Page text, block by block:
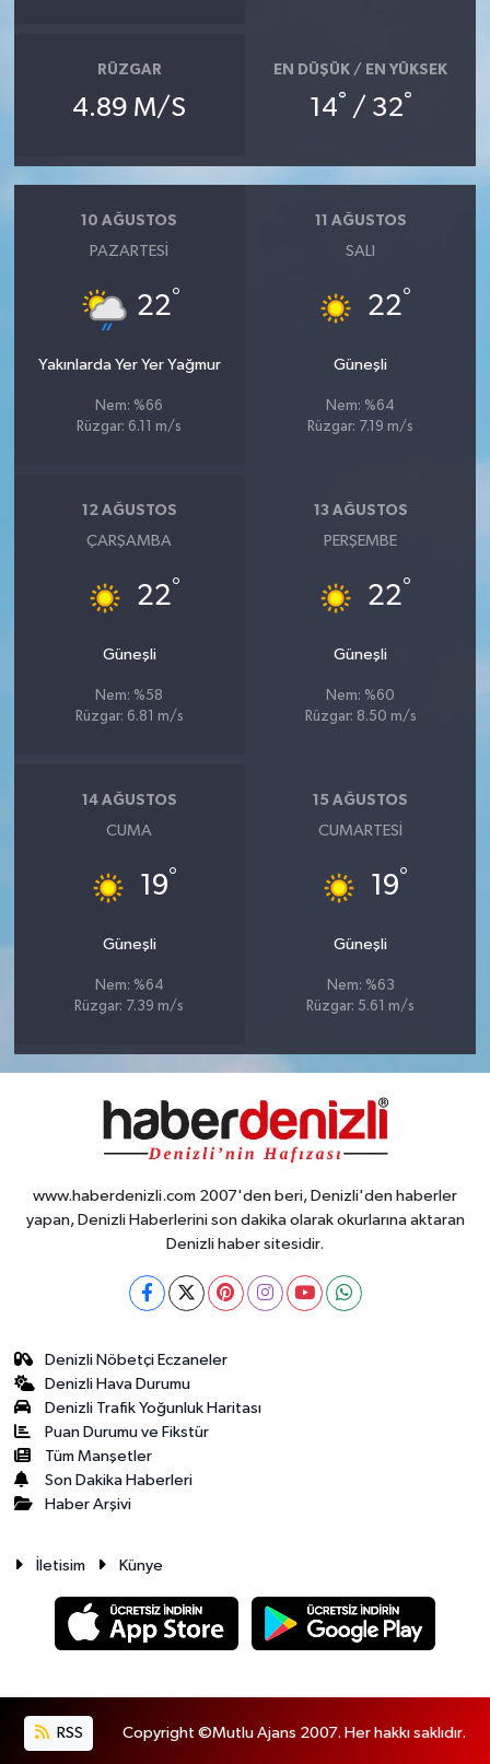
RÜZGAR
4.89 M/S
EN DÜŞÜK / EN YÜKSEK
14° / 32°
10 AĞUSTOS
PAZARTESI
22°
Yakınlarda Yer Yer Yağmur
Nem: %66
Rüzgar: 6.11 m/s
11 AĞUSTOS
SALI
22°
Güneşli
Nem: %64
Rüzgar: 7.19 m/s
12 AĞUSTOS
ÇARŞAMBA
22°
Güneşli
Nem: %58
Rüzgar: 6.81 m/s
13 AĞUSTOS
PERŞEMBE
22°
Güneşli
Nem: %60
Rüzgar: 8.50 m/s
14 AĞUSTOS
CUMA
19°
Güneşli
Nem: %64
Rüzgar: 7.39 m/s
15 AĞUSTOS
CUMARTESI
19°
Güneşli
Nem: %63
Rüzgar: 5.61 m/s
www.haberdenizli.com 2007'den beri, Denizli'den haberler
yapan, Denizli Haberlerini son dakika olarak okurlarına aktaran
Denizli haber sitesidir.
Denizli Nöbetçi Eczaneler
Denizli Hava Durumu
Denizli Trafik Yoğunluk Haritası
Puan Durumu ve Fikstür
Tüm Manşetler
Son Dakika Haberleri
Haber Arşivi
İletisim Künye
RSS Copyright ©Mutlu Ajans 2007. Her hakkı saklıdır.